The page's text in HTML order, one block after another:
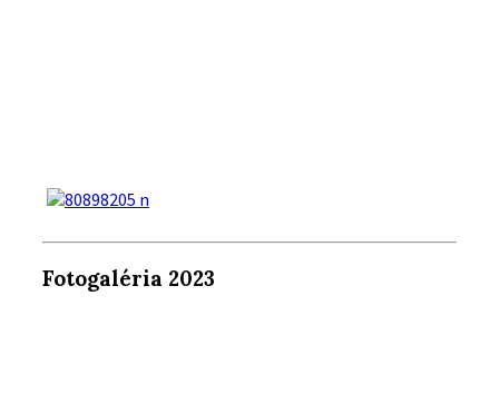
Fotogaléria 2023